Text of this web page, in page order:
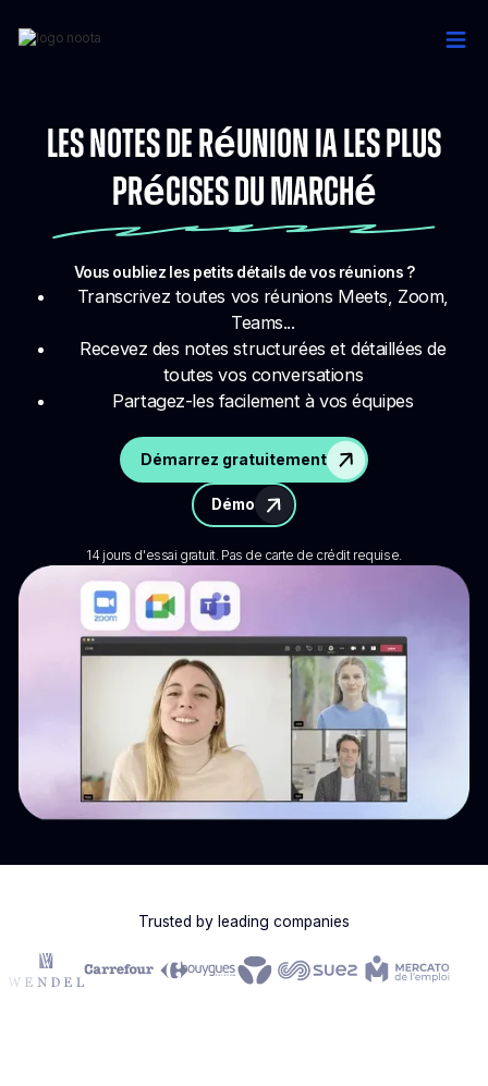
Les notes de réunion IA les plus
précises du marché
Vous oubliez les petits détails de vos réunions ?
Transcrivez toutes vos réunions Meets, Zoom,
Teams...
Recevez des notes structurées et détaillées de
toutes vos conversations
Partagez-les facilement à vos équipes
Démarrez gratuitement
Démo
14 jours d'essai gratuit. Pas de carte de crédit requise.
Trusted by leading companies